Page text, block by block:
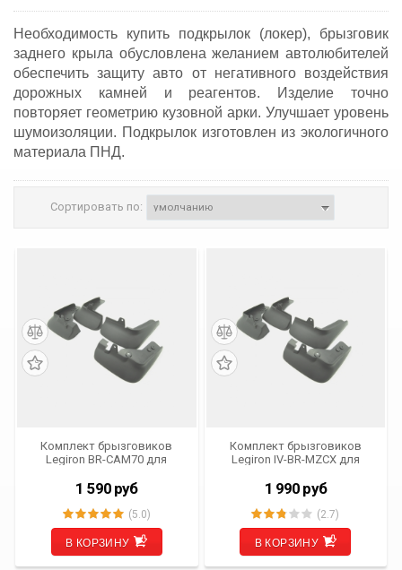
Необходимость купить подкрылок (локер), брызговик
заднего крыла обусловлена желанием автолюбителей
обеспечить защиту авто от негативного воздействия
дорожных камней и реагентов. Изделие точно
повторяет геометрию кузовной арки. Улучшает уровень
шумоизоляции. Подкрылок изготовлен из экологичного
материала ПНД.
Сортировать по:
Комплект брызговиков
Legiron BR-CAM70 для
1 590 руб
(5.0)
В КОРЗИНУ
Комплект брызговиков
Legiron IV-BR-MZCX для
1 990 руб
(2.7)
В КОРЗИНУ